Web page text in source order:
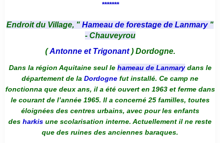
*******
Endroit du Village, " Hameau de forestage de Lanmary "
- Chauveyrou
(Antonne et Trigonant) Dordogne.
Dans la région Aquitaine seul le hameau de Lanmarydans le
département de la Dordogne fut installé. Ce camp ne
fonctionna que deux ans, il a été ouvert en 1963 et ferme dans
le courant de l’année 1965. Il a concerné 25 familles, toutes
éloignées des centres urbains, avec pour les enfants
des harkis une scolarisation interne. Actuellement il ne reste
que des ruines des anciennes baraques.